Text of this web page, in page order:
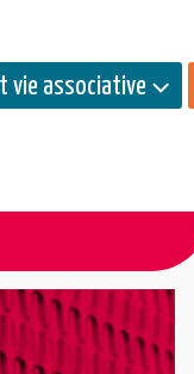
vie associative